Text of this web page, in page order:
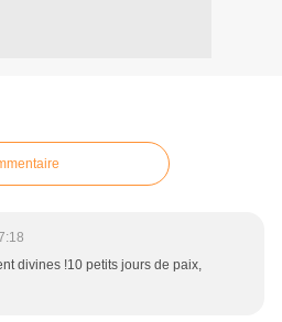
divines !10 petits jours de paix,